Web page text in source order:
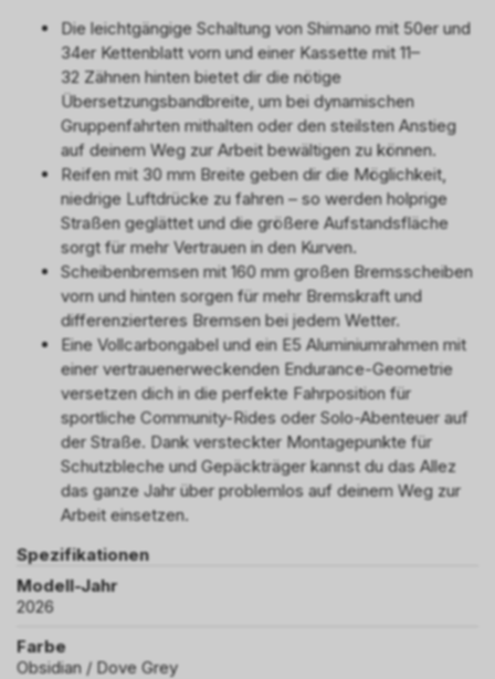
Die leichtgängige Schaltung von Shimano mit 50er und
34er Kettenblatt vorn und einer Kassette mit 11–
32 Zähnen hinten bietet dir die nötige
Übersetzungsbandbreite, um bei dynamischen
Gruppenfahrten mithalten oder den steilsten Anstieg
auf deinem Weg zur Arbeit bewältigen zu können.
Reifen mit 30 mm Breite geben dir die Möglichkeit,
niedrige Luftdrücke zu fahren – so werden holprige
Straßen geglättet und die größere Aufstandsfläche
sorgt für mehr Vertrauen in den Kurven.
Scheibenbremsen mit 160 mm großen Bremsscheiben
vorn und hinten sorgen für mehr Bremskraft und
differenzierteres Bremsen bei jedem Wetter.
Eine Vollcarbongabel und ein E5 Aluminiumrahmen mit
einer vertrauenerweckenden Endurance-Geometrie
versetzen dich in die perfekte Fahrposition für
sportliche Community-Rides oder Solo-Abenteuer auf
der Straße. Dank versteckter Montagepunkte für
Schutzbleche und Gepäckträger kannst du das Allez
das ganze Jahr über problemlos auf deinem Weg zur
Arbeit einsetzen.
Spezifikationen
Modell-Jahr
2026
Farbe
Obsidian / Dove Grey